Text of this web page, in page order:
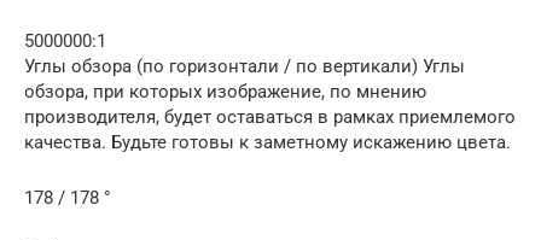
5000000:1
Углы обзора (по горизонтали / по вертикали) Углы
обзора, при которых изображение, по мнению
производителя, будет оставаться в рамках приемлемого
качества. Будьте готовы к заметному искажению цвета.
178 / 178 °